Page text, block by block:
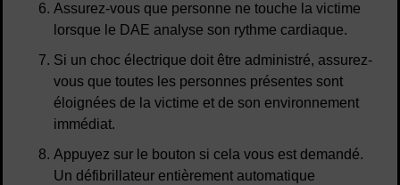
Assurez-vous que personne ne touche la victime
lorsque le DAE analyse son rythme cardiaque.
Si un choc électrique doit être administré, assurez-
vous que toutes les personnes présentes sont
éloignées de la victime et de son environnement
immédiat.
Appuyez sur le bouton si cela vous est demandé.
Un défibrillateur entièrement automatique